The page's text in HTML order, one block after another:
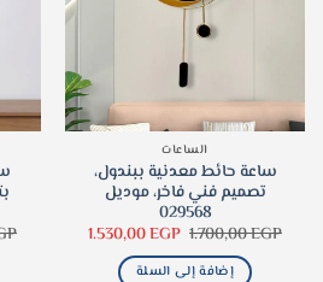
الساعات
ساعة حائط معدنية ببندول،
تصميم فني فاخر، موديل
029568
1.700,00EGP السعر
الأصلي
هو:
1.530,00EGP السعر
إضافة إلى السلة